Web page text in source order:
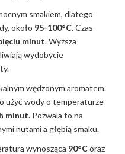
smakiem, dlatego
około 95-100°C. Czas
minut. Wyższa
wydobycie
wędzonym aromatem.
użyć wody o temperaturze
minut. Pozwala to na
nutami a głębią smaku.
wynosząca 90°Coraz